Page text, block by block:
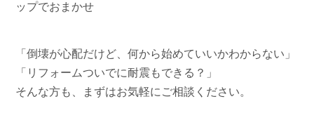
ップでおまかせ
「倒壊が心配だけど、何から始めていいかわからない」
「リフォームついでに耐震もできる？」
そんな方も、まずはお気軽にご相談ください。